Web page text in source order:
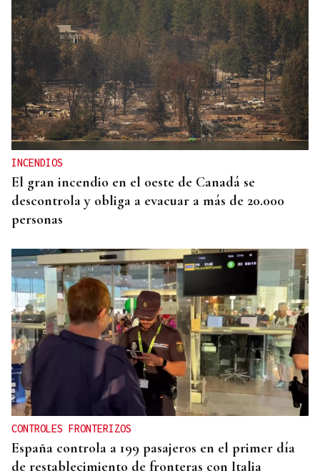
INCENDIOS
El gran incendio en el oeste de Canadá se
descontrola y obliga a evacuar a más de 20.000
personas
CONTROLES FRONTERIZOS
España controla a 199 pasajeros en el primer día
de restablecimiento de fronteras con Italia